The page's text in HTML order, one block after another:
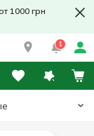
1000 грн
1